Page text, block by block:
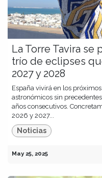
La Torre Tavira se
trío de eclipses
2027 y 2028
España vivirá en los
astronómicos sin
años consecutivos.
2026 y 2027...
Noticias
May 25, 2025